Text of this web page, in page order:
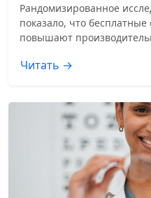
Рандомизированное
показало, что
повышают
Читать →